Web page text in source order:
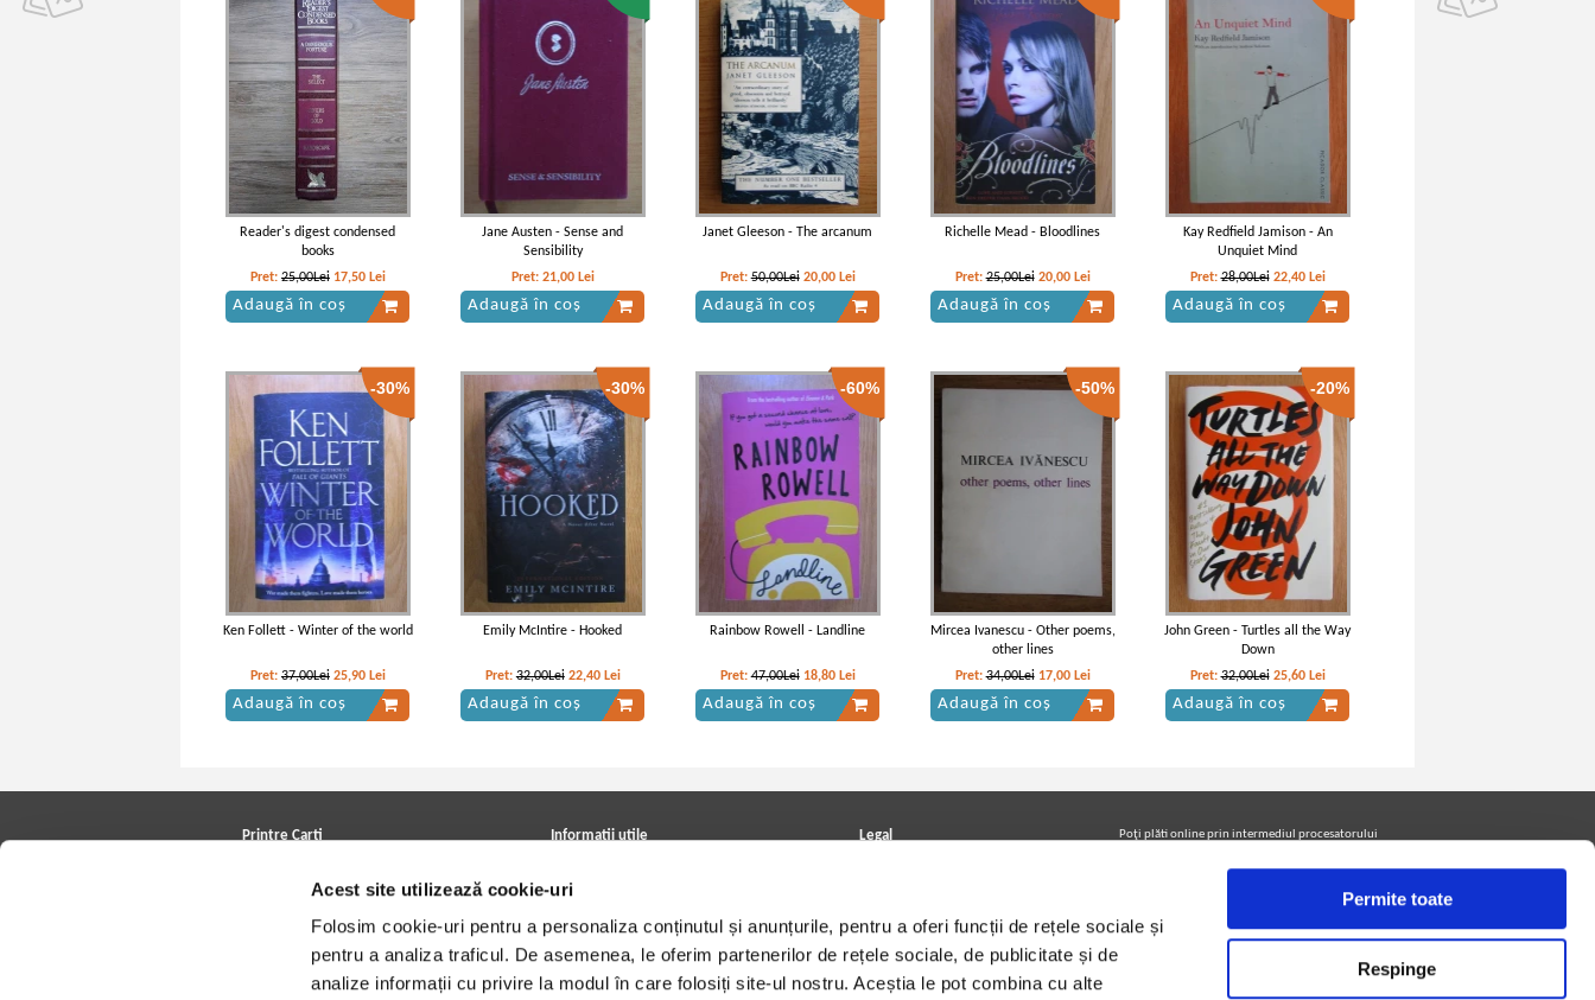
Acest site utilizează cookie-uri
Folosim cookie-uri pentru a personaliza conținutul și anunțurile, pentru a oferi funcții de rețele sociale și
pentru a analiza traficul. De asemenea, le oferim partenerilor de rețele sociale, de publicitate și de
analize informații cu privire la modul în care folosiți site-ul nostru. Aceștia le pot combina cu alte
Permite toate
Respinge
Reader's digest condensed
books
Pret: 25,00Lei 17,50 Lei
Adaugă în coș
Jane Austen - Sense and
Sensibility
Pret: 21,00 Lei
Adaugă în coș
Janet Gleeson - The arcanum
Pret:50,00Lei 20,00 Lei
Adaugă în coș
Richelle Mead - Bloodlines
Pret:25,00Lei 20,00 Lei
Adaugă în coș
Kay Redfield Jamison - An
Unquiet Mind
Pret:28,00Lei 22,40 Lei
Adaugă în coș
-30%
Ken Follett - Winter of the world
Pret: 37,00Lei 25,90 Lei
Adaugă în coș
-30%
Emily McIntire - Hooked
Pret:32,00Lei 22,40 Lei
Adaugă în coș
-60%
Rainbow Rowell - Landline
Pret:47,00Lei 18,80 Lei
Adaugă în coș
-50%
Mircea Ivanescu - Other poems,
other lines
Pret:34,00Lei 17,00 Lei
Adaugă în coș
-20%
John Green - Turtles all the Way
Down
Pret:32,00Lei 25,60 Lei
Adaugă în coș
Printre Carti
Cele mai căutate cărți
Blog Printre Carti
Informatii utile
Achizitii viniluri, casete, CD/DVD
Cum cumpar?
Politica de livrare
Retur comenzi
Angajari - Cariere
Legal
Termeni si conditii
Utilizare cookie-uri
Poţi plăti online prin intermediul procesatorului
Urmăreşte-ne pe facebook pentru a fi la curent cu